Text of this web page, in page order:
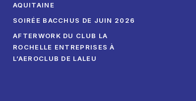
AQUITAINE
SOIRÉE BACCHUS DE JUIN 2026
AFTERWORK DU CLUB LA
ROCHELLE ENTREPRISES À
L’AEROCLUB DE LALEU